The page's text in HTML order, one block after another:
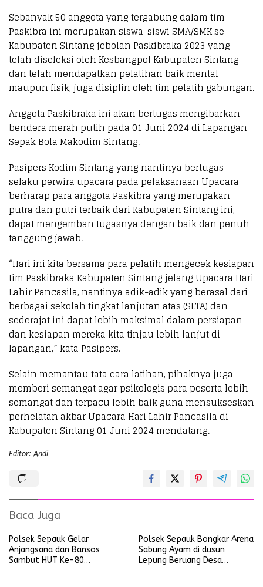
Sebanyak 50 anggota yang tergabung dalam tim
Paskibra ini merupakan siswa-siswi SMA/SMK se-
Kabupaten Sintang jebolan Paskibraka 2023 yang
telah diseleksi oleh Kesbangpol Kabupaten Sintang
dan telah mendapatkan pelatihan baik mental
maupun fisik, juga disiplin oleh tim pelatih gabungan.
Anggota Paskibraka ini akan bertugas mengibarkan
bendera merah putih pada 01 Juni 2024 di Lapangan
Sepak Bola Makodim Sintang.
Pasipers Kodim Sintang yang nantinya bertugas
selaku perwira upacara pada pelaksanaan Upacara
berharap para anggota Paskibra yang merupakan
putra dan putri terbaik dari Kabupaten Sintang ini,
dapat mengemban tugasnya dengan baik dan penuh
tanggung jawab.
“Hari ini kita bersama para pelatih mengecek kesiapan
tim Paskibraka Kabupaten Sintang jelang Upacara Hari
Lahir Pancasila, nantinya adik-adik yang berasal dari
berbagai sekolah tingkat lanjutan atas (SLTA) dan
sederajat ini dapat lebih maksimal dalam persiapan
dan kesiapan mereka kita tinjau lebih lanjut di
lapangan,” kata Pasipers.
Selain memantau tata cara latihan, pihaknya juga
memberi semangat agar psikologis para peserta lebih
semangat dan terpacu lebih baik guna mensukseskan
perhelatan akbar Upacara Hari Lahir Pancasila di
Kabupaten Sintang 01 Juni 2024 mendatang.
Editor: Andi
Baca Juga
Polsek Sepauk Gelar
Anjangsana dan Bansos
Sambut HUT Ke-80
Polsek Sepauk Bongkar Arena
Sabung Ayam di dusun
Lepung Beruang Desa